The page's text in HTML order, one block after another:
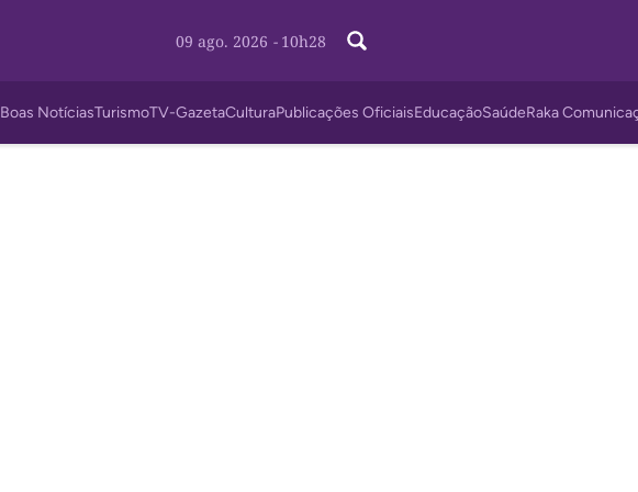
09 ago. 2026 - 10h28
Boas NotíciasTurismoTV-GazetaCulturaPublicações OficiaisEducaçãoSaúdeRaka